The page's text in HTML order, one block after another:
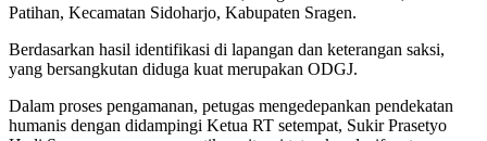
Patihan, Kecamatan Sidoharjo, Kabupaten Sragen.
Berdasarkan hasil identifikasi di lapangan dan keterangan saksi,
yang bersangkutan diduga kuat merupakan ODGJ.
Dalam proses pengamanan, petugas mengedepankan pendekatan
humanis dengan didampingi Ketua RT setempat, Sukir Prasetyo